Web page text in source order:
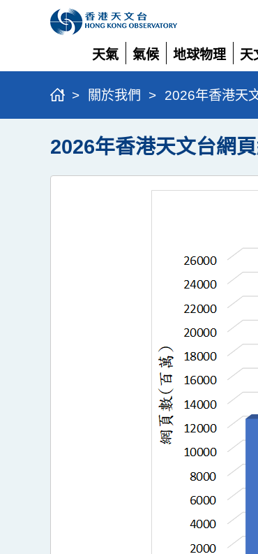
天氣
展
開
氣候
展
開
地球物理
展
開
天
展
開
> 關於我們 > 2026年香港天
2026年香港天文台網